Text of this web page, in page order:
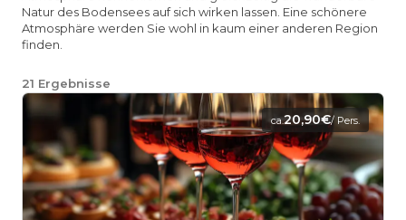
Natur des Bodensees auf sich wirken lassen. Eine schönere
Atmosphäre werden Sie wohl in kaum einer anderen Region
finden.
21 Ergebnisse
ca.20,90€/ Pers.